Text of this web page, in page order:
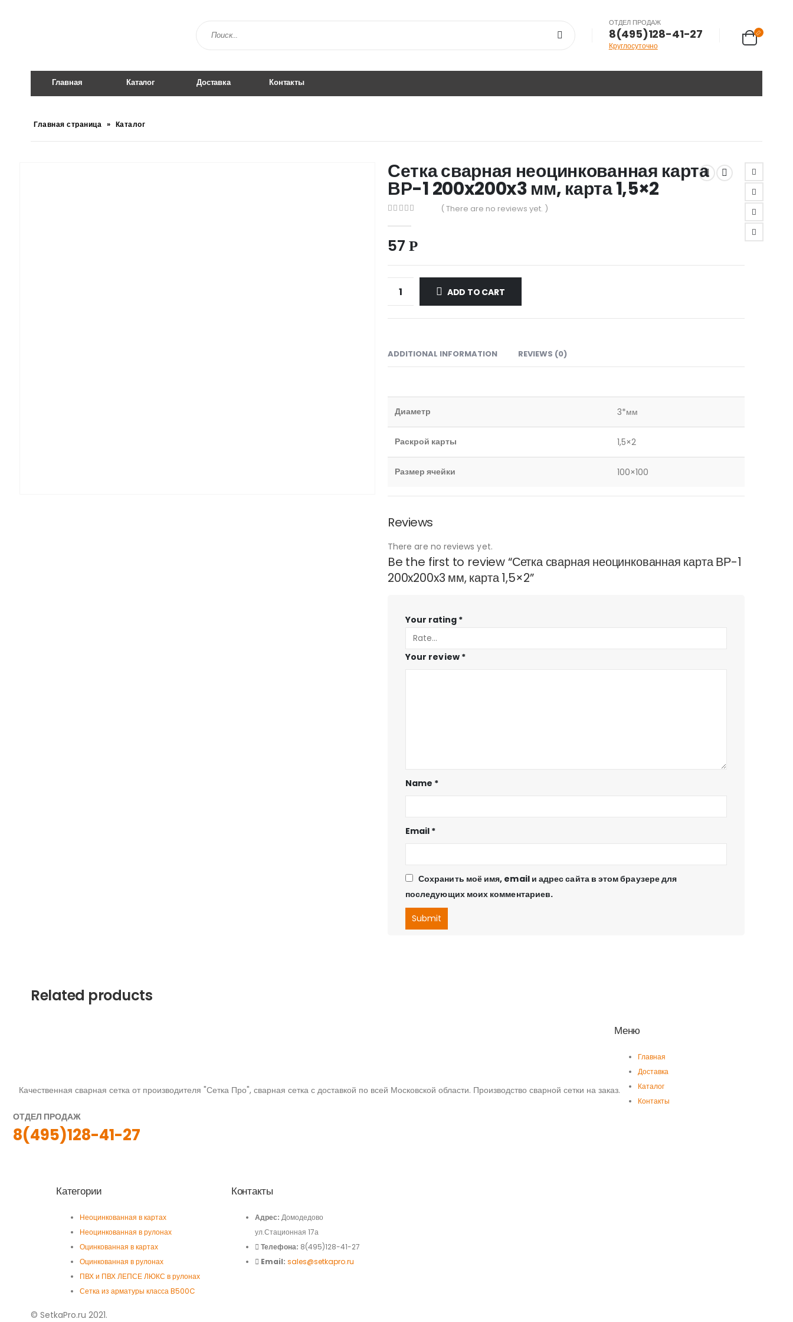
ОТДЕЛ ПРОДАЖ
8(495)128-41-27
Круглосуточно
Главная Каталог Доставка Контакты
Главная страница » Каталог
Сетка сварная неоцинкованная карта
ВР-1 200x200x3 мм, карта 1,5×2
( There are no reviews yet. )
57 Р
ADD TO CART
ADDITIONAL INFORMATION REVIEWS (0)
Диаметр 3*мм
Раскрой карты 1,5×2
Размер ячейки 100×100
Reviews
There are no reviews yet.
Be the first to review “Сетка сварная неоцинкованная карта ВР-1
200x200x3 мм, карта 1,5×2”
Your rating *
Your review *
Name *
Email *
Сохранить моё имя, email и адрес сайта в этом браузере для
последующих моих комментариев.
Related products
Качественная сварная сетка от производителя "Сетка Про", сварная сетка с доставкой по всей Московской области. Производство сварной сетки на заказ.
ОТДЕЛ ПРОДАЖ
8(495)128-41-27
Меню
Главная
Доставка
Каталог
Контакты
Категории
Неоцинкованная в картах
Неоцинкованная в рулонах
Оцинкованная в картах
Оцинкованная в рулонах
ПВХ и ПВХ ЛЕПСЕ ЛЮКС в рулонах
Сетка из арматуры класса B500C
Контакты
Адрес: Домодедово
ул.Стационная 17а
Телефона: 8(495)128-41-27
Email: sales@setkapro.ru
© SetkaPro.ru 2021.